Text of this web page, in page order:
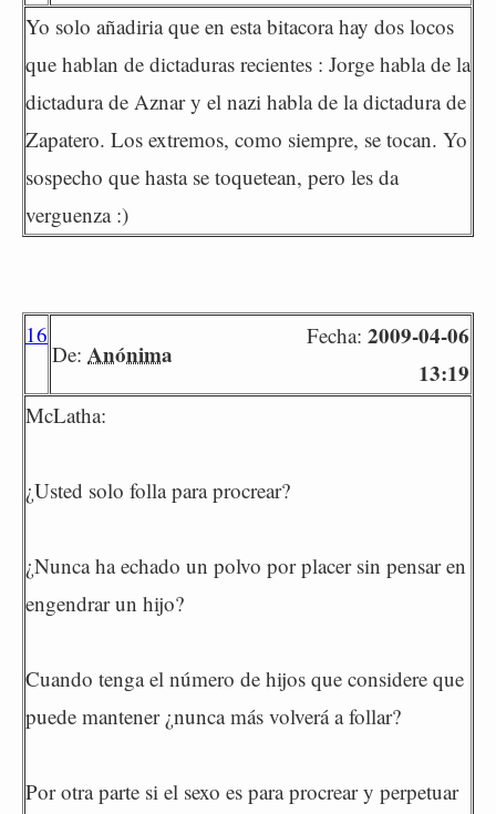
Yo solo añadiria que en esta bitacora hay dos locos
que hablan de dictaduras recientes : Jorge habla de la
dictadura de Aznar y el nazi habla de la dictadura de
Zapatero. Los extremos, como siempre, se tocan. Yo
sospecho que hasta se toquetean, pero les da
verguenza :)
16
De: Anónima
Fecha: 2009-04-06
13:19
McLatha:
¿Usted solo folla para procrear?
¿Nunca ha echado un polvo por placer sin pensar en
engendrar un hijo?
Cuando tenga el número de hijos que considere que
puede mantener ¿nunca más volverá a follar?
Por otra parte si el sexo es para procrear y perpetuar